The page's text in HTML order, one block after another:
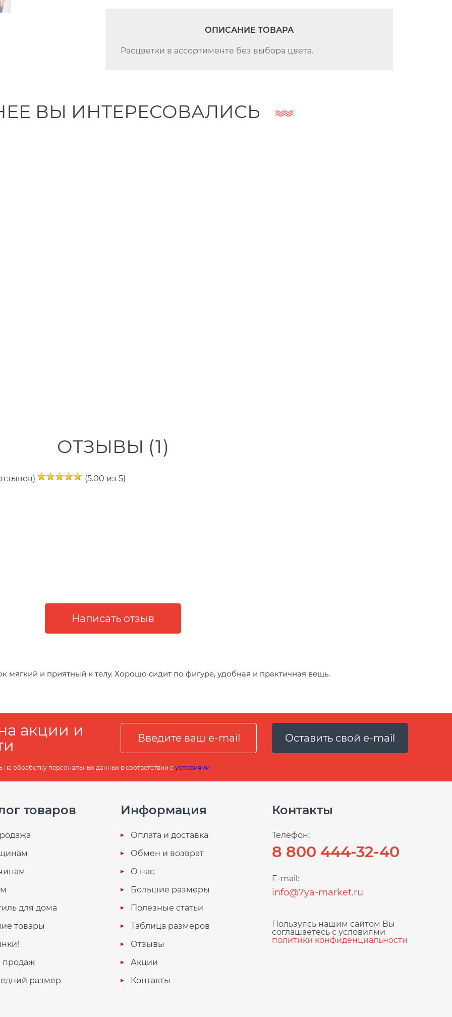
ОПИСАНИЕ ТОВАРА
Расцветки в ассортименте без выбора цвета.
ВЫ ИНТЕРЕСОВАЛИСЬ
ОТЗЫВЫ (1)
(5.00 из 5)
мягкий и приятный к телу. Хорошо сидит по фигуре, удобная и практичная вещь.
акции и
Оставить свой e-mail
обработку персональных данных в соответствии с условиями
товаров
для дома
товары
продаж
размер
Информация
Оплата и доставка
Обмен и возврат
О нас
Большие размеры
Полезные статьи
Таблица размеров
Отзывы
Акции
Контакты
Контакты
Телефон:
8 800 444-32-40
E-mail:
info@7ya-market.ru
Пользуясь нашим сайтом Вы
соглашаетесь с условиями
политики конфиденциальности